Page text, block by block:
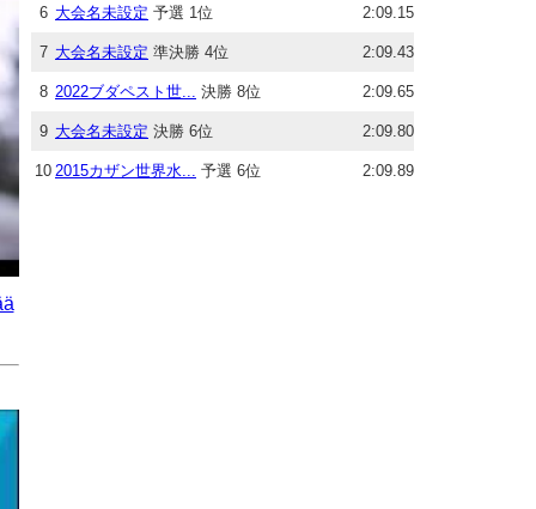
6 大会名未設定 予選 1位 2:09.15
7 大会名未設定 準決勝 4位 2:09.43
8 2022ブダペスト世... 決勝 8位 2:09.65
9 大会名未設定 決勝 6位 2:09.80
10 2015カザン世界水... 予選 6位 2:09.89